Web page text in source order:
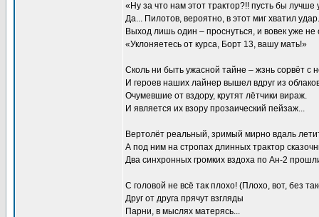
«Ну за что нам этот трактор?!! пусть бы лучше
Да... Пилотов, вероятно, в этот миг хватил удар.
Выход лишь один – проснуться, и вовек уже не
«Уклоняетесь от курса, Борт 13, вашу мать!»
Сколь ни быть ужасной тайне – жзнь сорвёт с
И героев наших лайнер вышел вдруг из
Очумевшие от вздору, крутят лётчики вираж.
И является их взору прозаический пейзаж...
Вертолёт реальный, зримый мирно вдаль
А под ним на стропах длинных трактор
Два синхронных громких вздоха по Ан-2
С головой не всё так плохо! (Плохо, вот, без
Друг от друга прячут взгляды
Парни, в мыслях матерясь...